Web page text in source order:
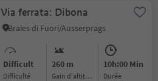
Via ferrata: Dibona
Braies di Fuori/Ausserprags
Difficult
Difficulté
260 m
Gain d'altitude
10h:00 Min
durée